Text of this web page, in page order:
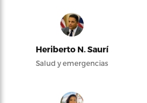
Heriberto N. Saurí
Salud y emergencias